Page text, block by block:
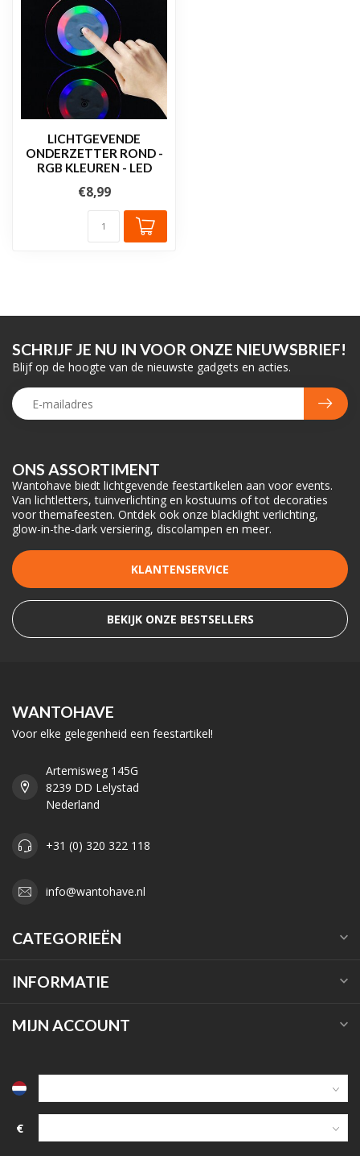
LICHTGEVENDE
ONDERZETTER ROND -
RGB KLEUREN - LED
€8,99
ONS ASSORTIMENT
Wantohave biedt lichtgevende feestartikelen aan voor events.
Van lichtletters, tuinverlichting en kostuums of tot decoraties
voor themafeesten. Ontdek ook onze blacklight verlichting,
glow-in-the-dark versiering, discolampen en meer.
KLANTENSERVICE
BEKIJK ONZE BESTSELLERS
SCHRIJF JE NU IN VOOR ONZE NIEUWSBRIEF!
Blijf op de hoogte van de nieuwste gadgets en acties.
WANTOHAVE
Voor elke gelegenheid een feestartikel!
Artemisweg 145G
8239 DD Lelystad
Nederland
+31 (0) 320 322 118
info@wantohave.nl
CATEGORIEËN
INFORMATIE
MIJN ACCOUNT
€